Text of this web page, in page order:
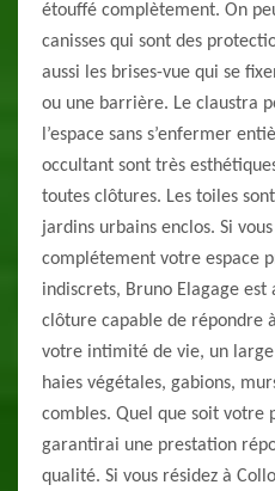
étouffé complètement. On
canisses qui sont des
aussi les brises-vue qui se
ou une barrière. Le claustra
l’espace sans s’enfermer
occultant sont très
toutes clôtures. Les toiles
jardins urbains enclos. Si
complétement votre espace
indiscrets, Bruno Elagage
clôture capable de répondre
votre intimité de vie, un large
haies végétales, gabions,
combles. Quel que soit votre
garantirai une prestation
qualité. Si vous résidez à